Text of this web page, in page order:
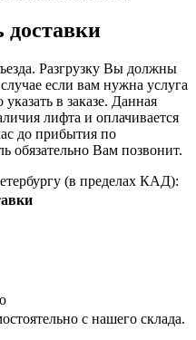
доставки
Разгрузку Вы должны
если вам нужна услуга
в заказе. Данная
лифта и оплачивается
до прибытия по
обязательно Вам позвонит.
(в пределах КАД):
с нашего склада.